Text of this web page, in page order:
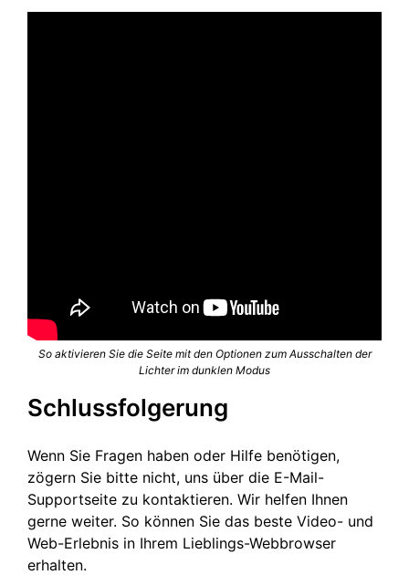
So aktivieren Sie die Seite mit den Optionen zum Ausschalten der
Lichter im dunklen Modus
Schlussfolgerung
Wenn Sie Fragen haben oder Hilfe benötigen,
zögern Sie bitte nicht, uns über die E-Mail-
Supportseite zu kontaktieren. Wir helfen Ihnen
gerne weiter. So können Sie das beste Video- und
Web-Erlebnis in Ihrem Lieblings-Webbrowser
erhalten.